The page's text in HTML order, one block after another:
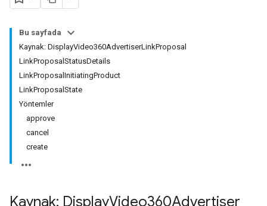
Bu sayfada
Kaynak: DisplayVideo360AdvertiserLinkProposal
LinkProposalStatusDetails
LinkProposalInitiatingProduct
LinkProposalState
Yöntemler
approve
cancel
create
Kaynak: DisplayVideo360Advertiser